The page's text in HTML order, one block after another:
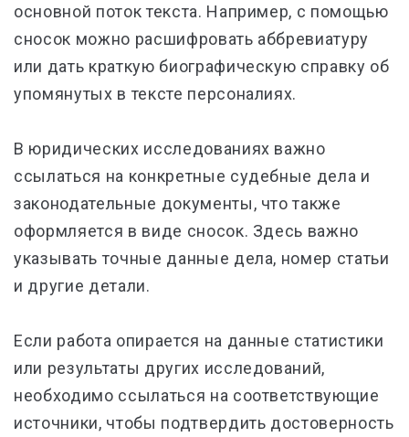
основной поток текста. Например, с помощью
сносок можно расшифровать аббревиатуру
или дать краткую биографическую справку об
упомянутых в тексте персоналиях.
В юридических исследованиях важно
ссылаться на конкретные судебные дела и
законодательные документы, что также
оформляется в виде сносок. Здесь важно
указывать точные данные дела, номер статьи
и другие детали.
Если работа опирается на данные статистики
или результаты других исследований,
необходимо ссылаться на соответствующие
источники, чтобы подтвердить достоверность